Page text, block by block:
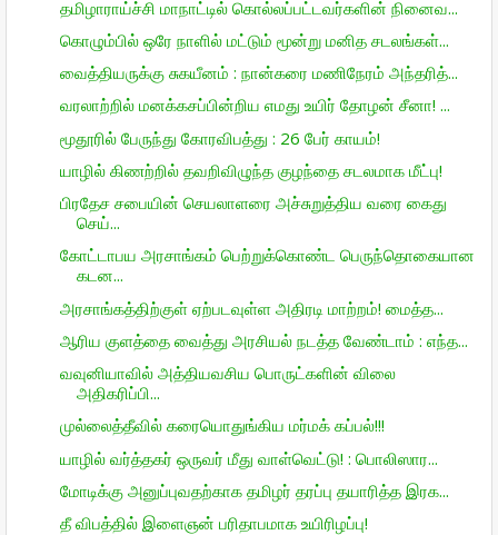
தமிழாராய்ச்சி மாநாட்டில் கொல்லப்பட்டவர்களின் நினைவ...
கொழும்பில் ஒரே நாளில் மட்டும் மூன்று மனித சடலங்கள்...
வைத்தியருக்கு சுகயீனம் : நான்கரை மணிநேரம் அந்தரித்...
வரலாற்றில் மனக்கசப்பின்றிய எமது உயிர் தோழன் சீனா! ...
மூதூரில் பேருந்து கோரவிபத்து : 26 பேர் காயம்!
யாழில் கிணற்றில் தவறிவிழுந்த குழந்தை சடலமாக மீட்பு!
பிரதேச சபையின் செயலாளரை அச்சுறுத்திய வரை கைது
செய்...
கோட்டாபய அரசாங்கம் பெற்றுக்கொண்ட பெருந்தொகையான
கடன...
அரசாங்கத்திற்குள் ஏற்படவுள்ள அதிரடி மாற்றம்! மைத்த...
ஆரிய குளத்தை வைத்து அரசியல் நடத்த வேண்டாம் : எந்த...
வவுனியாவில் அத்தியவசிய பொருட்களின் விலை
அதிகரிப்பி...
முல்லைத்தீவில் கரையொதுங்கிய மர்மக் கப்பல்!!!
யாழில் வர்த்தகர் ஒருவர் மீது வாள்வெட்டு! : பொலிஸார...
மோடிக்கு அனுப்புவதற்காக தமிழர் தரப்பு தயாரித்த இரக...
தீ விபத்தில் இளைஞன் பரிதாபமாக உயிரிழப்பு!